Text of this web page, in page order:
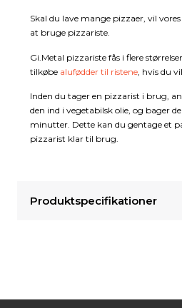
Skal du lave mange pizzaer, vil
at bruge pizzariste.
Gi.Metal pizzariste fås i flere
tilkøbe alufødder til ristene , hvis du
Inden du tager en pizzarist i brug,
den ind i vegetabilsk olie, og bager
minutter. Dette kan du gentage et
pizzarist klar til brug.
Produktspecifikationer